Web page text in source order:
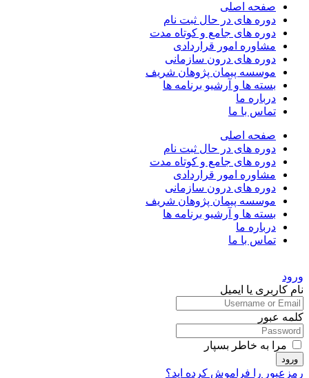
صفحه اصلی
دوره های در حال ثبت نام
دوره های جامع و کوتاه مدت
مشاوره امور قراردادی
دوره های درون سازمانی
موسسه پیمان پژوهان شریف
بسته ها و آرشیو برنامه ها
درباره ما
تماس با ما
صفحه اصلی
دوره های در حال ثبت نام
دوره های جامع و کوتاه مدت
مشاوره امور قراردادی
دوره های درون سازمانی
موسسه پیمان پژوهان شریف
بسته ها و آرشیو برنامه ها
درباره ما
تماس با ما
ورود
نام کاربری یا ایمیل
کلمه عبور
مرا به خاطر بسپار
ورود
رمزعبور را فراموش کرده اید؟